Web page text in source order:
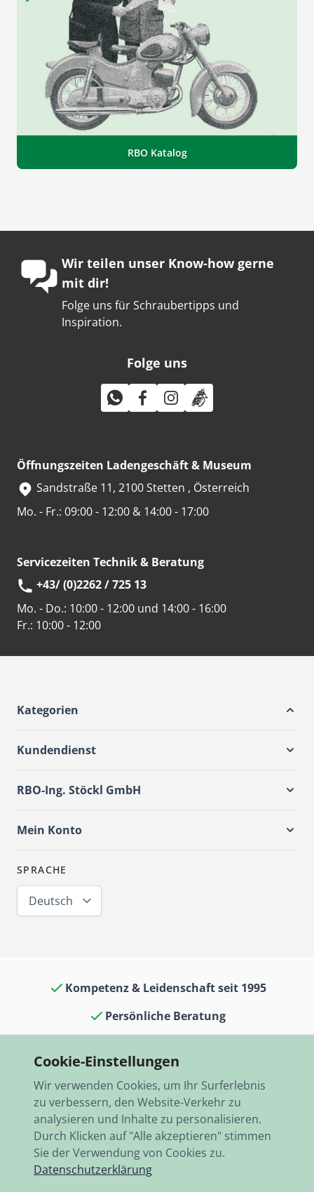
RBO Katalog
Wir teilen unser Know-how gerne
mit dir!
Folge uns für Schraubertipps und
Inspiration.
Folge uns
Öffnungszeiten Ladengeschäft & Museum
Sandstraße 11, 2100 Stetten , Österreich
Mo. - Fr.: 09:00 - 12:00 & 14:00 - 17:00
Servicezeiten Technik & Beratung
+43/ (0)2262 / 725 13
Mo. - Do.: 10:00 - 12:00 und 14:00 - 16:00
Fr.: 10:00 - 12:00
Kategorien
Kundendienst
RBO-Ing. Stöckl GmbH
Mein Konto
SPRACHE
Deutsch
Kompetenz & Leidenschaft seit 1995
Persönliche Beratung
13.000 Artikel auf Lager
Schneller Versand, weltweit
Cookie-Einstellungen
Wir verwenden Cookies, um Ihr Surferlebnis
zu verbessern, den Website-Verkehr zu
analysieren und Inhalte zu personalisieren.
Durch Klicken auf "Alle akzeptieren" stimmen
Sie der Verwendung von Cookies zu.
Datenschutzerklärung